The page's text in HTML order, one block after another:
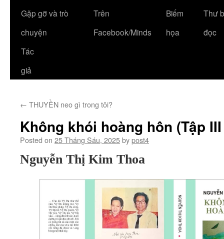
Gặp gỡ và trò
chuyện
Trên
Facebook/Minds
Biếm
họa
Thư
đọc
Tác
giả
← THUYỀN neo gì trong tôi?
Không khói hoàng hôn (Tập
Posted on 25 Tháng Sáu, 2025bypost4
Nguyễn Thị Kim Thoa